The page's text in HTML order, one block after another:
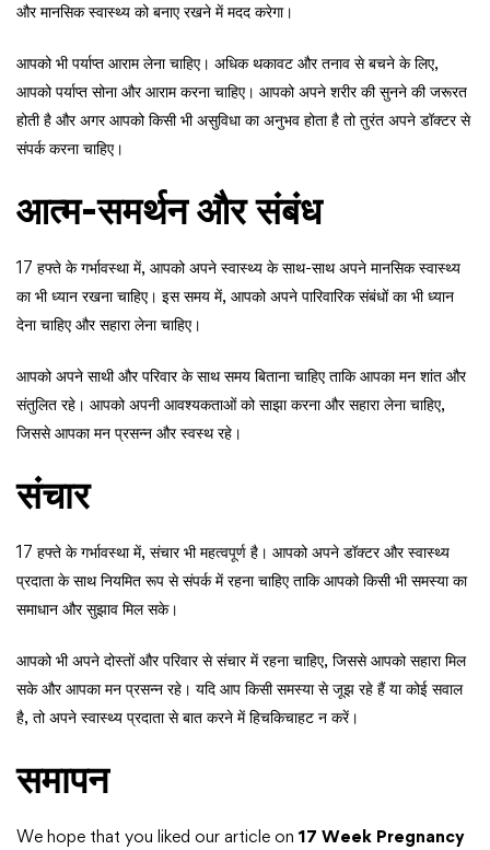
और मानसिक स्वास्थ्य को बनाए रखने में मदद करेगा।
आपको भी पर्याप्त आराम लेना चाहिए। अधिक थकावट और तनाव से बचने के लिए,
आपको पर्याप्त सोना और आराम करना चाहिए। आपको अपने शरीर की सुनने की जरूरत
होती है और अगर आपको किसी भी असुविधा का अनुभव होता है तो तुरंत अपने डॉक्टर से
संपर्क करना चाहिए।
आत्म-समर्थन और संबंध
17 हफ्ते के गर्भावस्था में, आपको अपने स्वास्थ्य के साथ-साथ अपने मानसिक स्वास्थ्य
का भी ध्यान रखना चाहिए। इस समय में, आपको अपने पारिवारिक संबंधों का भी ध्यान
देना चाहिए और सहारा लेना चाहिए।
आपको अपने साथी और परिवार के साथ समय बिताना चाहिए ताकि आपका मन शांत और
संतुलित रहे। आपको अपनी आवश्यकताओं को साझा करना और सहारा लेना चाहिए,
जिससे आपका मन प्रसन्न और स्वस्थ रहे।
संचार
17 हफ्ते के गर्भावस्था में, संचार भी महत्वपूर्ण है। आपको अपने डॉक्टर और स्वास्थ्य
प्रदाता के साथ नियमित रूप से संपर्क में रहना चाहिए ताकि आपको किसी भी समस्या का
समाधान और सुझाव मिल सके।
आपको भी अपने दोस्तों और परिवार से संचार में रहना चाहिए, जिससे आपको सहारा मिल
सके और आपका मन प्रसन्न रहे। यदि आप किसी समस्या से जूझ रहे हैं या कोई सवाल
है, तो अपने स्वास्थ्य प्रदाता से बात करने में हिचकिचाहट न करें।
समापन
We hope that you liked our article on17 Week Pregnancy